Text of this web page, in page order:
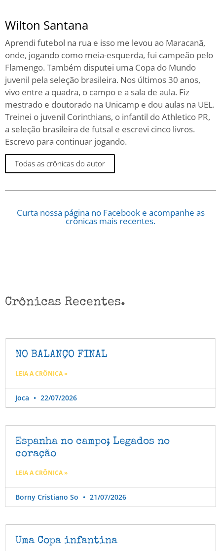
Wilton Santana
Aprendi futebol na rua e isso me levou ao Maracanã,
onde, jogando como meia-esquerda, fui campeão pelo
Flamengo. Também disputei uma Copa do Mundo
juvenil pela seleção brasileira. Nos últimos 30 anos,
vivo entre a quadra, o campo e a sala de aula. Fiz
mestrado e doutorado na Unicamp e dou aulas na UEL.
Treinei o juvenil Corinthians, o infantil do Athletico PR,
a seleção brasileira de futsal e escrevi cinco livros.
Escrevo para continuar jogando.
Todas as crônicas do autor
Curta nossa página no Facebook e acompanhe as
crônicas mais recentes.
Crônicas Recentes.
NO BALANÇO FINAL
LEIA A CRÔNICA »
Joca 22/07/2026
Espanha no campo; Legados no
coração
LEIA A CRÔNICA »
Borny Cristiano So 21/07/2026
Uma Copa infantina